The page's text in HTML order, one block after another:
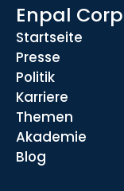
Enpal
Startseite
Presse
Politik
Karriere
Themen
Akademie
Blog